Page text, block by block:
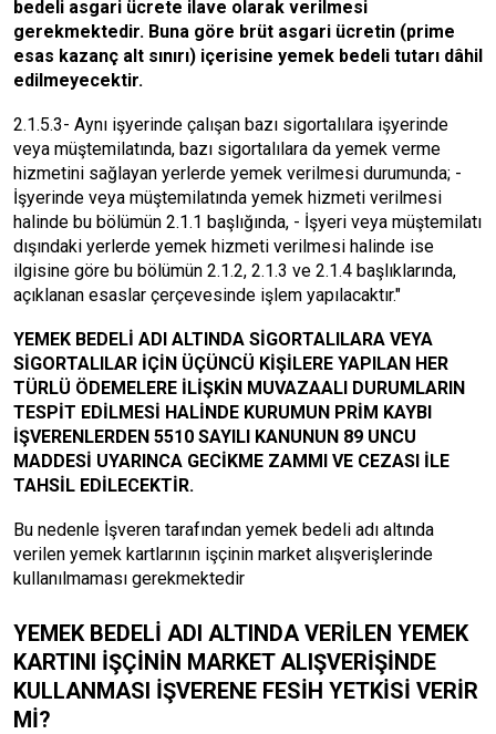
bedeli asgari ücrete ilave olarak verilmesi
gerekmektedir. Buna göre brüt asgari ücretin (prime
esas kazanç alt sınırı) içerisine yemek bedeli tutarı dâhil
edilmeyecektir.
2.1.5.3- Aynı işyerinde çalışan bazı sigortalılara işyerinde
veya müştemilatında, bazı sigortalılara da yemek verme
hizmetini sağlayan yerlerde yemek verilmesi durumunda; -
İşyerinde veya müştemilatında yemek hizmeti verilmesi
halinde bu bölümün 2.1.1 başlığında, - İşyeri veya müştemilatı
dışındaki yerlerde yemek hizmeti verilmesi halinde ise
ilgisine göre bu bölümün 2.1.2, 2.1.3 ve 2.1.4 başlıklarında,
açıklanan esaslar çerçevesinde işlem yapılacaktır."
YEMEK BEDELİ ADI ALTINDA SİGORTALILARA VEYA
SİGORTALILAR İÇİN ÜÇÜNCÜ KİŞİLERE YAPILAN HER
TÜRLÜ ÖDEMELERE İLİŞKİN MUVAZAALI DURUMLARIN
TESPİT EDİLMESİ HALİNDE KURUMUN PRİM KAYBI
İŞVERENLERDEN 5510 SAYILI KANUNUN 89 UNCU
MADDESİ UYARINCA GECİKME ZAMMI VE CEZASI İLE
TAHSİL EDİLECEKTİR.
Bu nedenle İşveren tarafından yemek bedeli adı altında
verilen yemek kartlarının işçinin market alışverişlerinde
kullanılmaması gerekmektedir
YEMEK BEDELİ ADI ALTINDA VERİLEN YEMEK
KARTINI İŞÇİNİN MARKET ALIŞVERİŞİNDE
KULLANMASI İŞVERENE FESİH YETKİSİ VERİR
Mİ?